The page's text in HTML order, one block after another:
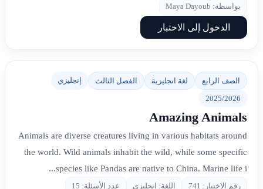
بواسطة: Maya Dayoub
الدخول إلى الاختبار
الصف الرابع لغة انجليزية الفصل الثالث إنجليزي
2025/2026
Amazing Animals
Animals are diverse creatures living in various habitats around
the world. Wild animals inhabit the wild, while some specific
species like Pandas are native to China. Marine life i...
رقم الاختبار: 741 اللغة: إنجليزي عدد الأسئلة: 15